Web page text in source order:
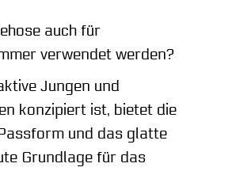
auch für
verwendet werden?
Jungen und
konzipiert ist, bietet die
und das glatte
Grundlage für das